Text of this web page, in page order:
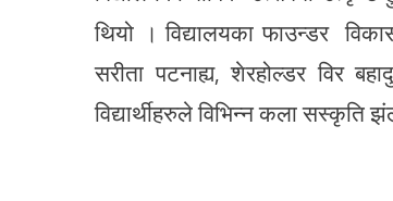
थियो । विद्यालयका फाउन्डर
सरीता पटनाह्य, शेरहोल्डर विर
विद्यार्थीहरुले विभिन्न कला